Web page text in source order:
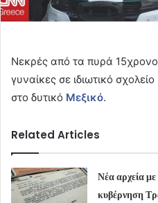
Νεκρές από τα πυρά
γυναίκες σε ιδιωτικό
στο δυτικό Μεξικό.
Related Articles
Νέα αρχεία
κυβέρνηση